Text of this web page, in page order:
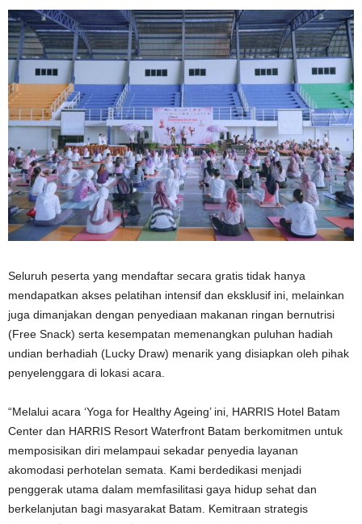
Seluruh peserta yang mendaftar secara gratis tidak hanya
mendapatkan akses pelatihan intensif dan eksklusif ini, melainkan
juga dimanjakan dengan penyediaan makanan ringan bernutrisi
(Free Snack) serta kesempatan memenangkan puluhan hadiah
undian berhadiah (Lucky Draw) menarik yang disiapkan oleh pihak
penyelenggara di lokasi acara.
“Melalui acara ‘Yoga for Healthy Ageing’ ini, HARRIS Hotel Batam
Center dan HARRIS Resort Waterfront Batam berkomitmen untuk
memposisikan diri melampaui sekadar penyedia layanan
akomodasi perhotelan semata. Kami berdedikasi menjadi
penggerak utama dalam memfasilitasi gaya hidup sehat dan
berkelanjutan bagi masyarakat Batam. Kemitraan strategis